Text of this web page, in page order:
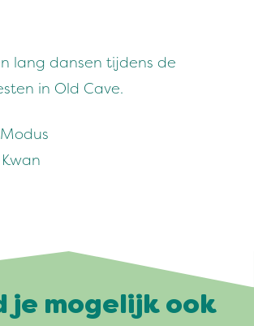
lang dansen tijdens de
in Old Cave.
je mogelijk ook